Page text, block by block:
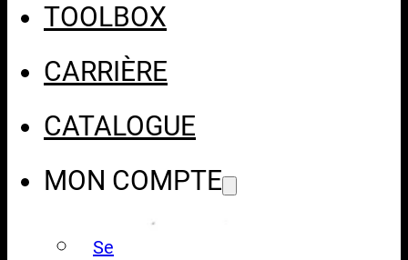
TOOLBOX
CARRIÈRE
CATALOGUE
MON COMPTE
Se